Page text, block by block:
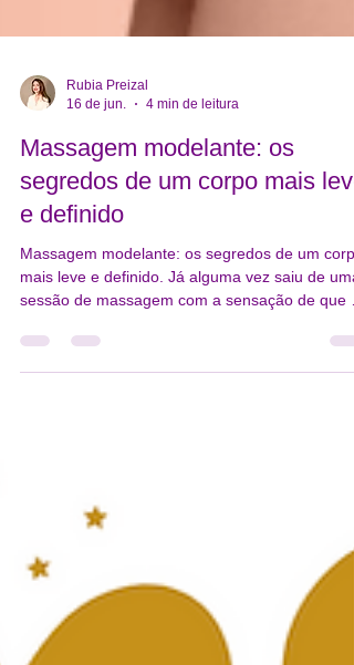
16 de jun.
4 min de leitura
Massagem modelante: os
segredos de um corpo mais leve
e definido
Massagem modelante: os segredos de um corpo
sessão de massagem com a sensação de que o
seu corpo tinha sido completamente renovado?
mais adeptos no mundo do bem-estar